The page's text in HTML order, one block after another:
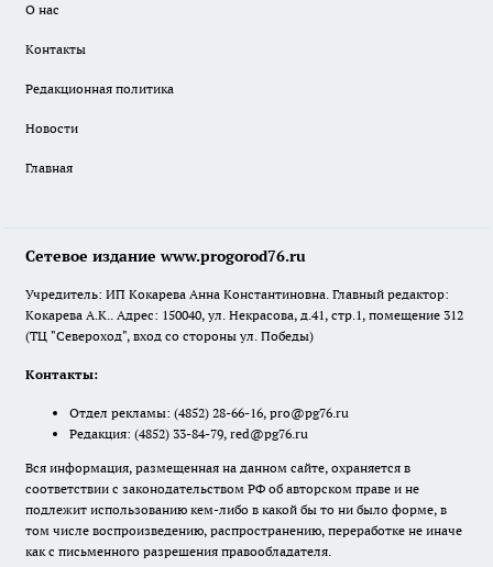
О нас
Контакты
Редакционная политика
Новости
Главная
Сетевое издание www.progorod76.ru
Учредитель: ИП Кокарева Анна Константиновна. Главный редактор:
Кокарева А.К.. Адрес: 150040, ул. Некрасова, д.41, стр.1, помещение 312
(ТЦ "Североход", вход со стороны ул. Победы)
Контакты:
Отдел рекламы: (4852) 28-66-16, pro@pg76.ru
Редакция: (4852) 33-84-79, red@pg76.ru
Вся информация, размещенная на данном сайте, охраняется в
соответствии с законодательством РФ об авторском праве и не
подлежит использованию кем-либо в какой бы то ни было форме, в
том числе воспроизведению, распространению, переработке не иначе
как с письменного разрешения правообладателя.